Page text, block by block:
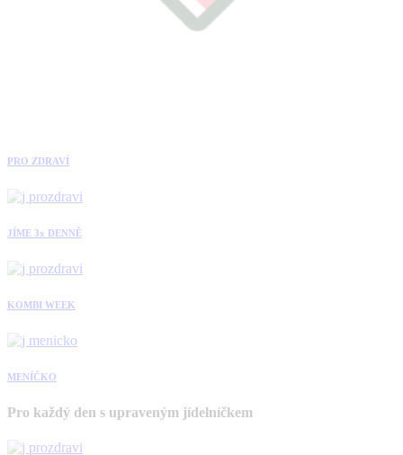
PRO ZDRAVÍ
JÍME 3x DENNĚ
KOMBI WEEK
MENÍČKO
Pro každý den s upraveným jídelníčkem